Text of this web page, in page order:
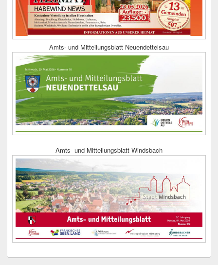
Amts- und Mitteilungsblatt Neuendettelsau
Amts- und Mitteilungsblatt Windsbach